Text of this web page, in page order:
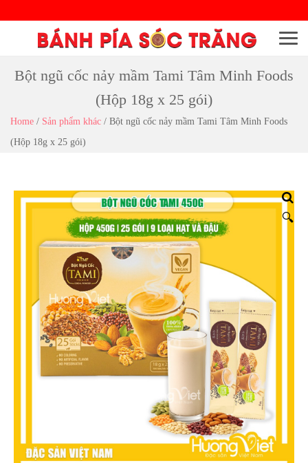
Menu
Bột ngũ cốc nảy mầm Tami Tâm Minh Foods
(Hộp 18g x 25 gói)
Home / Sản phẩm khác / Bột ngũ cốc nảy mầm Tami Tâm Minh Foods
(Hộp 18g x 25 gói)
🔍